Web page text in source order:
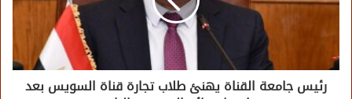
رئيس جامعة القناة يهنئ طلاب تجارة قناة السويس بعد